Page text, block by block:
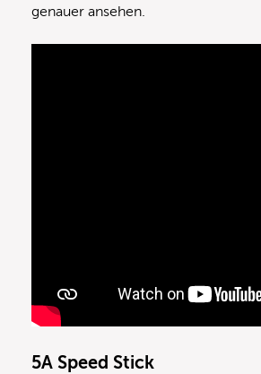
genauer ansehen.
5A Speed Stick